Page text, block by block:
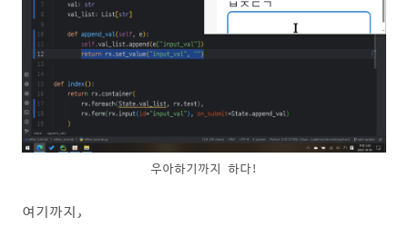
우아하기까지 하다!
여기까지,